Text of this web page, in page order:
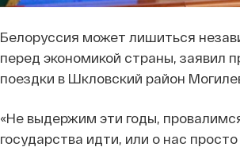
Белоруссия может лишиться
перед экономикой страны, заявил
поездки в Шкловский район
«Не выдержим эти годы,
государства идти, или о нас